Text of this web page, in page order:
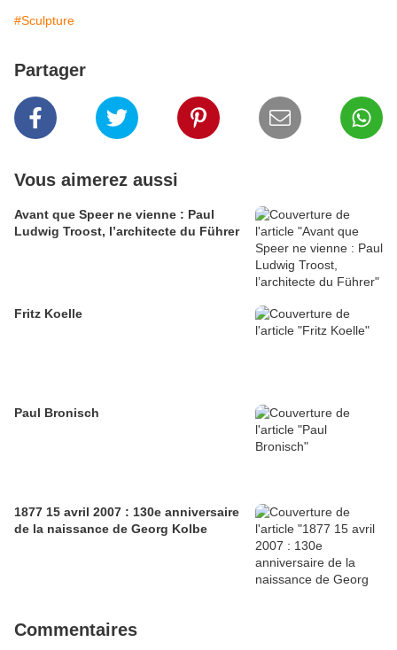
#Sculpture
Partager
Vous aimerez aussi
Avant que Speer ne vienne : Paul
Ludwig Troost, l’architecte du Führer
Fritz Koelle
Paul Bronisch
1877 15 avril 2007 : 130e anniversaire
de la naissance de Georg Kolbe
Commentaires